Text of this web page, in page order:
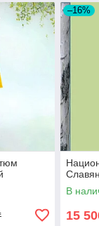
–16%
В
15